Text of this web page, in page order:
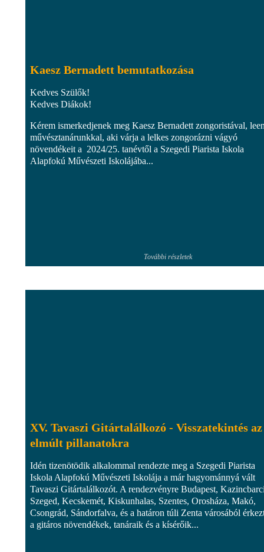
Kaesz Bernadett bemutatkozása
Kedves Szülők!
Kedves Diákok!
Kérem ismerkedjenek meg Kaesz Bernadett zongoristával,
művésztanárunkkal, aki várja a lelkes zongorázni vágyó
növendékeit a 2024/25. tanévtől a Szegedi Piarista Iskola
Alapfokú Művészeti Iskolájába...
További részletek
XV. Tavaszi Gitártalálkozó - Visszatekintés az
elmúlt pillanatokra
Idén tizenötödik alkalommal rendezte meg a Szegedi Piarista
Iskola Alapfokú Művészeti Iskolája a már hagyománnyá vált
Tavaszi Gitártalálkozót. A rendezvényre Budapest,
Szeged, Kecskemét, Kiskunhalas, Szentes, Orosháza, Makó,
Csongrád, Sándorfalva, és a határon túli Zenta városából
a gitáros növendékek, tanáraik és a kísérőik...